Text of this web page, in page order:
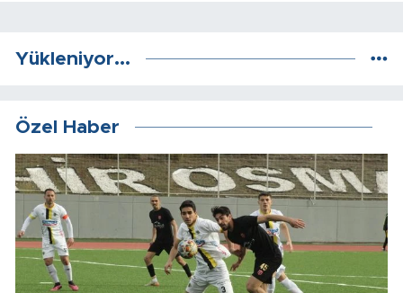
Yükleniyor...
Özel Haber